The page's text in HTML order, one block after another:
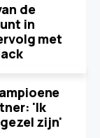
de
in
met
'Ik
zijn'